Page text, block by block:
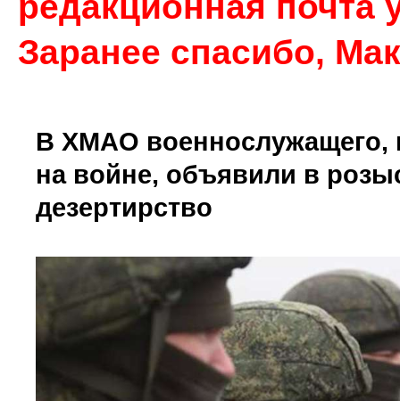
Заранее спасибо,
В ХМАО военнослужащего,
на войне, объявили в
дезертирство